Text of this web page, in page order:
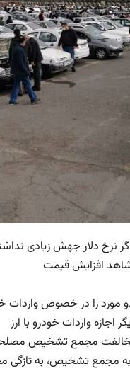
افزایش قیمت
را در خصوص واردات
واردات خودرو با ارز
با مخالفت مجمع تشخیص